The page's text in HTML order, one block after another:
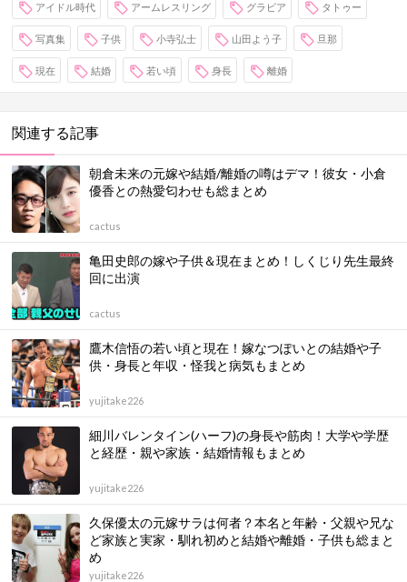
アイドル時代 アームレスリング グラビア タトゥー
写真集 子供 小寺弘士 山田よう子 旦那
現在 結婚 若い頃 身長 離婚
関連する記事
朝倉未来の元嫁や結婚/離婚の噂はデマ！彼女・小倉
優香との熱愛匂わせも総まとめ
cactus
亀田史郎の嫁や子供＆現在まとめ！しくじり先生最終
回に出演
cactus
鷹木信悟の若い頃と現在！嫁なつぽいとの結婚や子
供・身長と年収・怪我と病気もまとめ
yujitake226
細川バレンタイン(ハーフ)の身長や筋肉！大学や学歴
と経歴・親や家族・結婚情報もまとめ
yujitake226
久保優太の元嫁サラは何者？本名と年齢・父親や兄な
ど家族と実家・馴れ初めと結婚や離婚・子供も総まと
め
yujitake226